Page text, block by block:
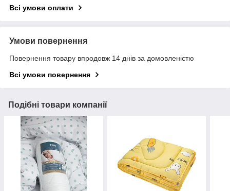
Всі умови оплати
Умови повернення
Повернення товару впродовж 14 днів за домовленістю
Всі умови повернення
Подібні товари компанії